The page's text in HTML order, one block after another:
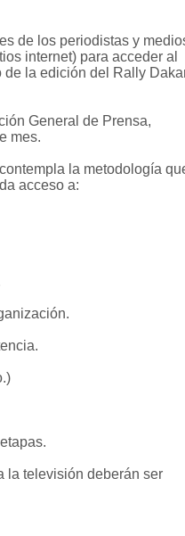
de los periodistas y
internet) para acceder al
de la edición del Rally
General de Prensa,
mes.
la metodología
acceso a:
la televisión deberán ser